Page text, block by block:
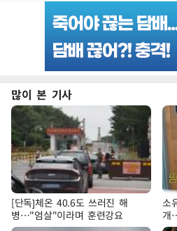
많이 본 기사
[단독]체온 40.6도 쓰러진 해
병…"엄살"이라며 훈련강요
소
개